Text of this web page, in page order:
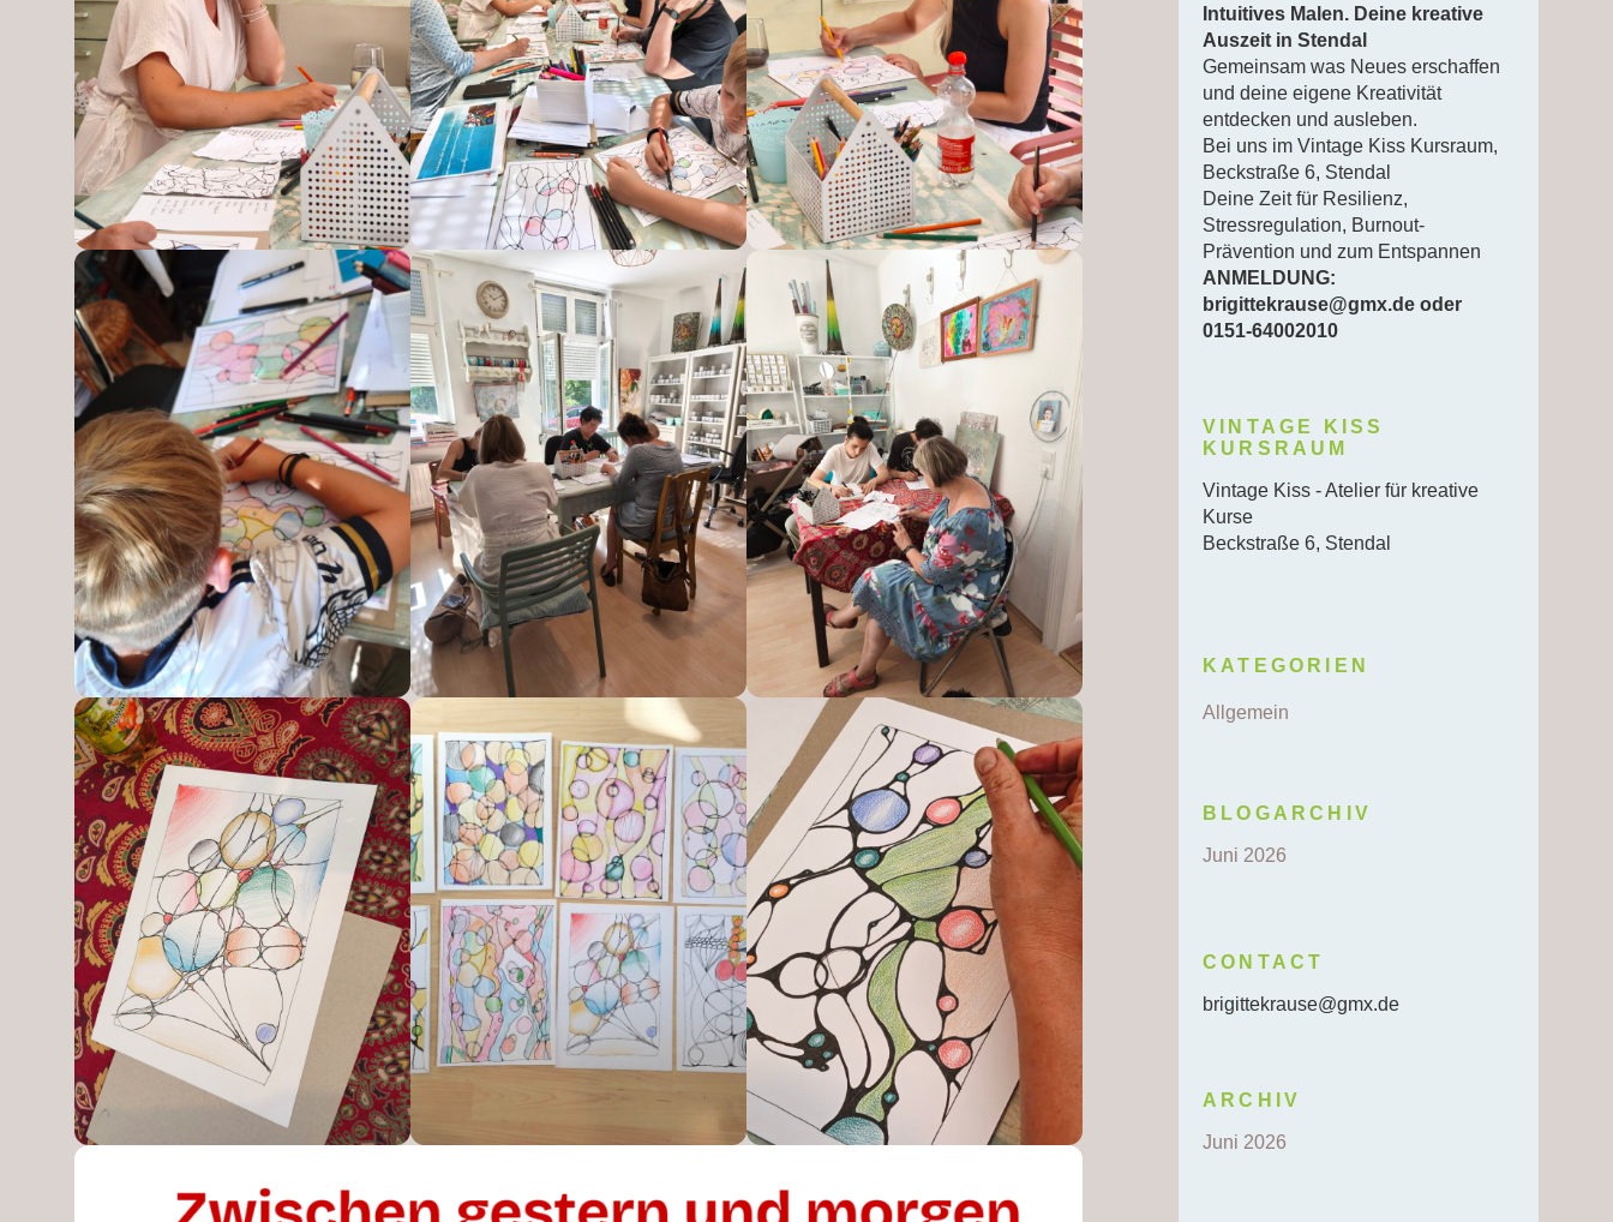
Intuitives Malen. Deine kreative
Auszeit in Stendal
Gemeinsam was Neues erschaffen
und deine eigene Kreativität
entdecken und ausleben.
Bei uns im Vintage Kiss Kursraum,
Beckstraße 6, Stendal
Deine Zeit für Resilienz,
Stressregulation, Burnout-
Prävention und zum Entspannen
ANMELDUNG:
brigittekrause@gmx.de oder
0151-64002010
VINTAGE KISS
KURSRAUM
Vintage Kiss - Atelier für kreative
Kurse
Beckstraße 6, Stendal
KATEGORIEN
Allgemein
BLOGARCHIV
Juni 2026
CONTACT
brigittekrause@gmx.de
ARCHIV
Juni 2026